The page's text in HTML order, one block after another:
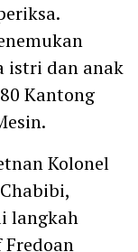
istri dan anak
Kantong
Kolonel
langkah